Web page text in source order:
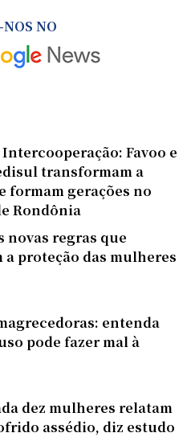
NO
Intercooperação: Favoo e
transformam a
formam gerações no
Rondônia
novas regras que
a proteção das mulheres
entenda
pode fazer mal à
dez mulheres relatam
assédio, diz estudo